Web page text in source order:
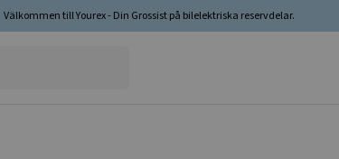
Välkommen till Yourex - Din Grossist på bilelektriska reservdelar.